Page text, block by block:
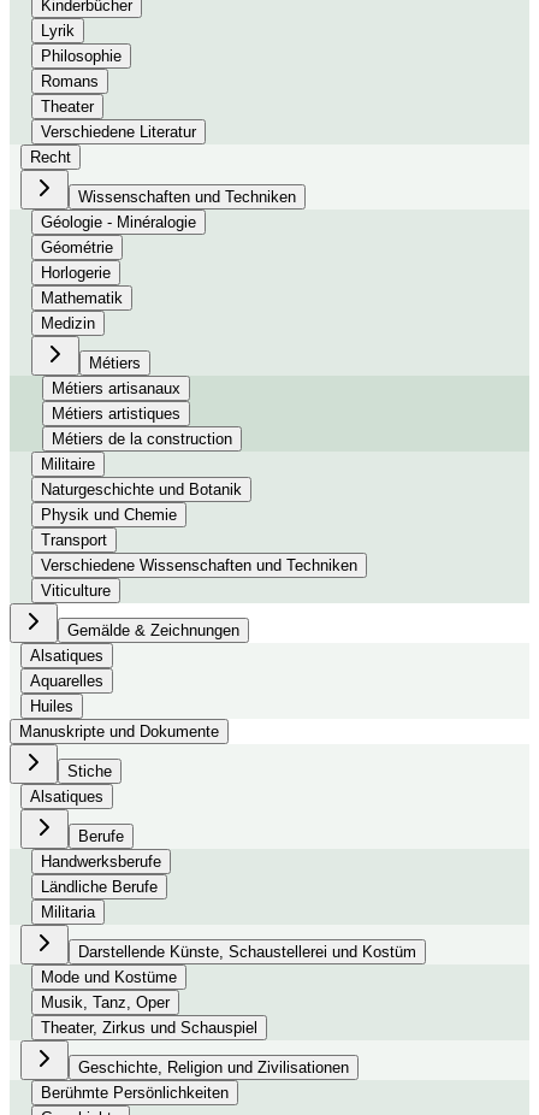
Kinderbücher
Lyrik
Philosophie
Romans
Theater
Verschiedene Literatur
Recht
Wissenschaften und Techniken
Géologie - Minéralogie
Géométrie
Horlogerie
Mathematik
Medizin
Métiers
Métiers artisanaux
Métiers artistiques
Métiers de la construction
Militaire
Naturgeschichte und Botanik
Physik und Chemie
Transport
Verschiedene Wissenschaften und Techniken
Viticulture
Gemälde & Zeichnungen
Alsatiques
Aquarelles
Huiles
Manuskripte und Dokumente
Stiche
Alsatiques
Berufe
Handwerksberufe
Ländliche Berufe
Militaria
Darstellende Künste, Schaustellerei und Kostüm
Mode und Kostüme
Musik, Tanz, Oper
Theater, Zirkus und Schauspiel
Geschichte, Religion und Zivilisationen
Berühmte Persönlichkeiten